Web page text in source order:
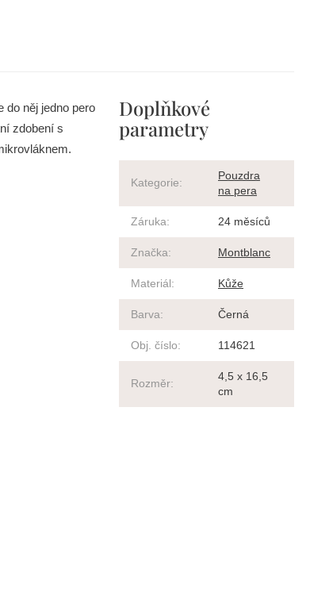
do něj jedno pero
zdobení s
Doplňkové
parametry
Kategorie:
Pouzdra
na pera
Záruka: 24 měsíců
Značka: Montblanc
Materiál: Kůže
Barva: Černá
Obj. číslo: 114621
Rozměr:
4,5 x 16,5
cm